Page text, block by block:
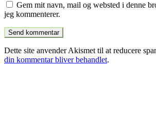
Gem mit navn, mail og websted i denne
jeg kommenterer.
Dette site anvender Akismet til at reducere
din kommentar bliver behandlet.